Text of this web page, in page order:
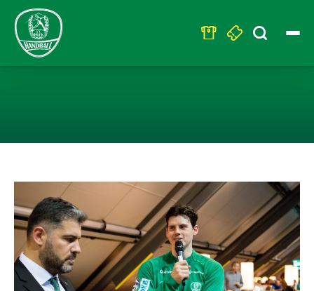
Search
for: